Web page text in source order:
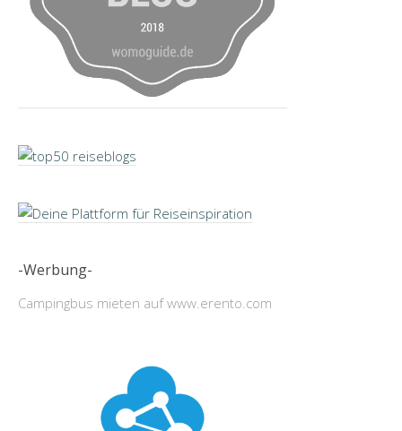
-Werbung-
Campingbus mieten auf www.erento.com